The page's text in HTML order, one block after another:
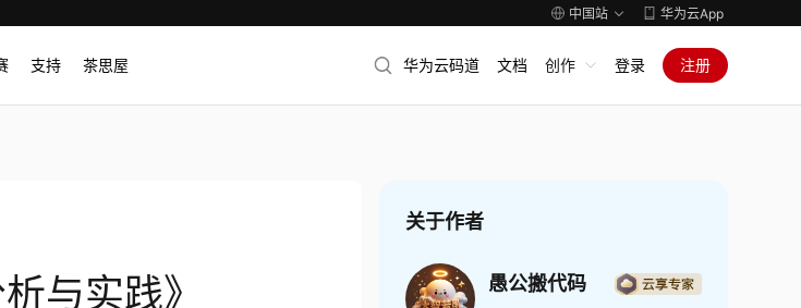
中国站 华为云App
支持 茶思屋 华为云码道 文档 创作 登录 注册
与实践》
关于作者
愚公搬代码